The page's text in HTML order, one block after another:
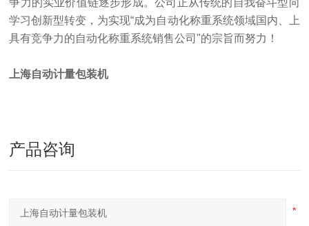
争力的实业价值链逐步形成。公司正从传统的自我奋斗型向
学习创新型转变，为实现“成为自动化称重系统领域国内、上
具有竞争力的自动化称重系统销售公司"的宗旨而努力！
上海自动计量包装机
产品咨询